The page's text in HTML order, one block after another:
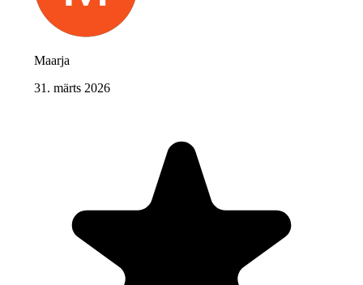
Maarja
31. märts 2026